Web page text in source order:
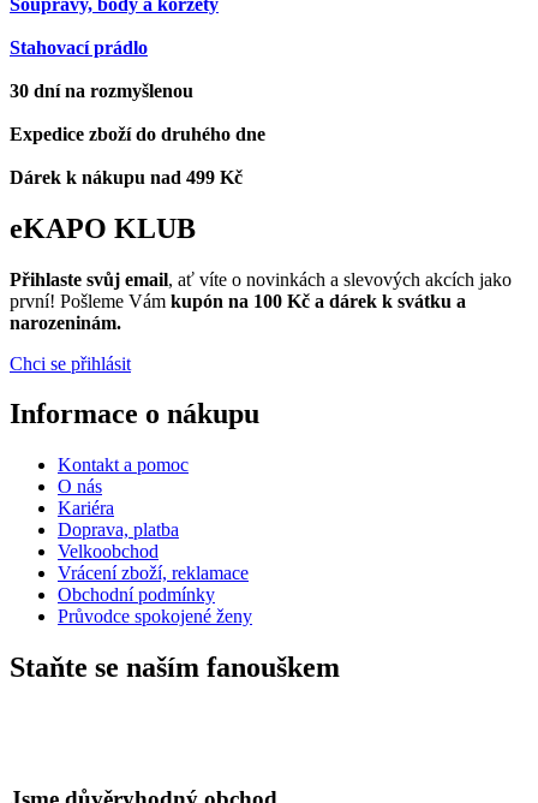
Stahovací prádlo
30 dní na rozmyšlenou
Expedice zboží do druhého dne
Dárek k nákupu nad 499 Kč
eKAPO KLUB
Přihlaste svůj email, ať víte o novinkách a slevových akcích jako
první! Pošleme Vám kupón na 100 Kč a dárek k svátku a
narozeninám.
Chci se přihlásit
Informace o nákupu
Kontakt a pomoc
O nás
Kariéra
Doprava, platba
Velkoobchod
Vrácení zboží, reklamace
Obchodní podmínky
Průvodce spokojené ženy
Staňte se naším fanouškem